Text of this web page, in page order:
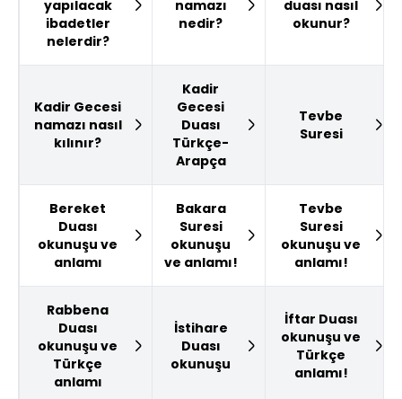
yapılacak
ibadetler
nelerdir?
namazı
nedir?
duası nasıl
okunur?
Kadir Gecesi
namazı nasıl
kılınır?
Kadir
Gecesi
Duası
Türkçe-
Arapça
Tevbe
Suresi
Bereket
Duası
okunuşu ve
anlamı
Bakara
Suresi
okunuşu
ve anlamı!
Tevbe
Suresi
okunuşu ve
anlamı!
Rabbena
Duası
okunuşu ve
Türkçe
anlamı
İstihare
Duası
okunuşu
İftar Duası
okunuşu ve
Türkçe
anlamı!